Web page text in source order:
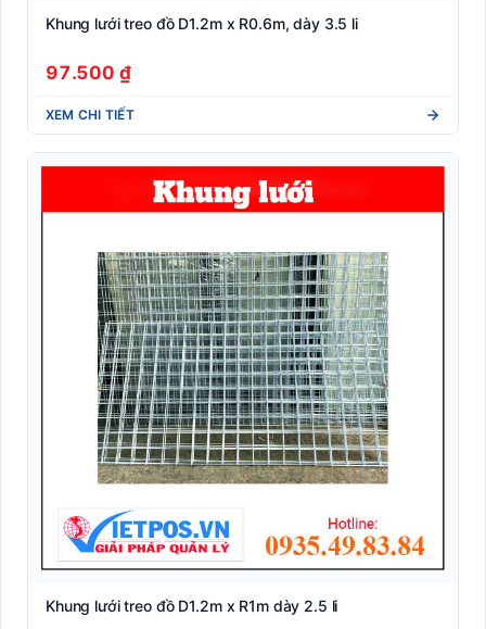
Khung lưới treo đồ D1.2m x R0.6m, dày 3.5 li
97.500 ₫
XEM CHI TIẾT
Khung lưới treo đồ D1.2m x R1m dày 2.5 li